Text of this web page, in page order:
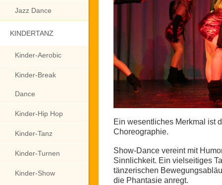
Jazz Dance
KINDERTANZ
Kinder-Aerobic
Kinder-Break
Dance
Kinder-Hip Hop
Kinder-Tanz
Kinder-Turnen
Kinder-Show
Ein wesentliches Merkmal ist
Choreographie.
Show-Dance vereint mit
Sinnlichkeit. Ein vielseitiges
tänzerischen
die Phantasie anregt.